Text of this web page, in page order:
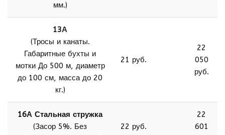
мм.)
13А
(Тросы и канаты.
Габаритные бухты и
мотки До 500 м, диаметр
до 100 см, масса до 20
кг.)
21 руб.
22
050
руб.
16А Стальная стружка
(Засор 5%. Без
22 руб.
22
601